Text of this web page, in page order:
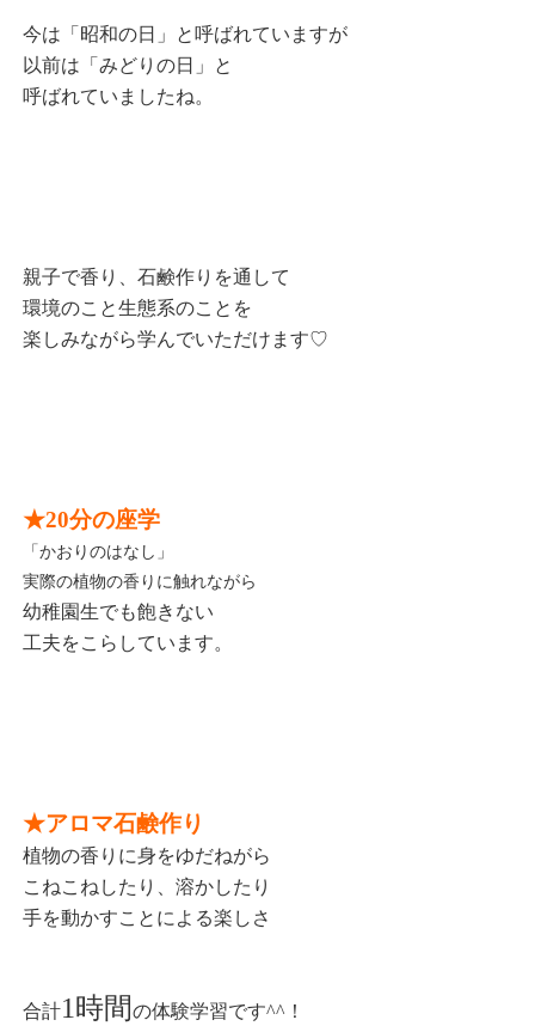
今は「昭和の日」と呼ばれていますが
以前は「みどりの日」と
呼ばれていましたね。
親子で香り、石鹸作りを通して
環境のこと生態系のことを
楽しみながら学んでいただけます♡
★20分の座学
「かおりのはなし」
実際の植物の香りに触れながら
幼稚園生でも飽きない
工夫をこらしています。
★アロマ石鹸作り
植物の香りに身をゆだねがら
こねこねしたり、溶かしたり
手を動かすことによる楽しさ
合計1時間の体験学習です^^！